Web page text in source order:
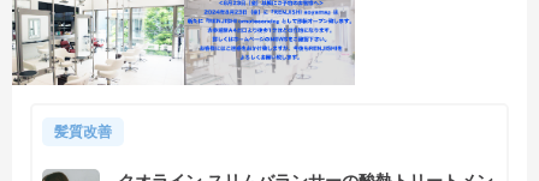
髪質改善